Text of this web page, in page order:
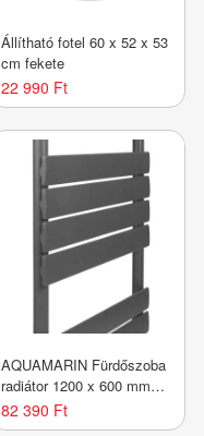
Állítható fotel 60 x 52 x 53
cm fekete
22 990 Ft
AQUAMARIN Fürdőszoba
radiátor 1200 x 600 mm
fekete
82 390 Ft